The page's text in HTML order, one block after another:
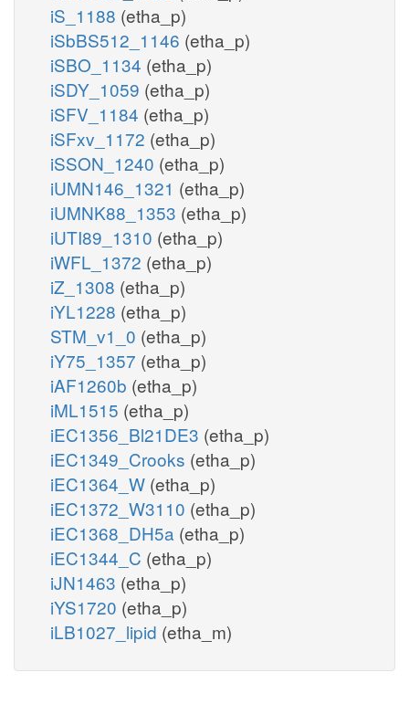
iS_1188 (etha_p)
iSbBS512_1146 (etha_p)
iSBO_1134 (etha_p)
iSDY_1059 (etha_p)
iSFV_1184 (etha_p)
iSFxv_1172 (etha_p)
iSSON_1240 (etha_p)
iUMN146_1321 (etha_p)
iUMNK88_1353 (etha_p)
iUTI89_1310 (etha_p)
iWFL_1372 (etha_p)
iZ_1308 (etha_p)
iYL1228 (etha_p)
STM_v1_0 (etha_p)
iY75_1357 (etha_p)
iAF1260b (etha_p)
iML1515 (etha_p)
iEC1356_Bl21DE3 (etha_p)
iEC1349_Crooks (etha_p)
iEC1364_W (etha_p)
iEC1372_W3110 (etha_p)
iEC1368_DH5a (etha_p)
iEC1344_C (etha_p)
iJN1463 (etha_p)
iYS1720 (etha_p)
iLB1027_lipid (etha_m)